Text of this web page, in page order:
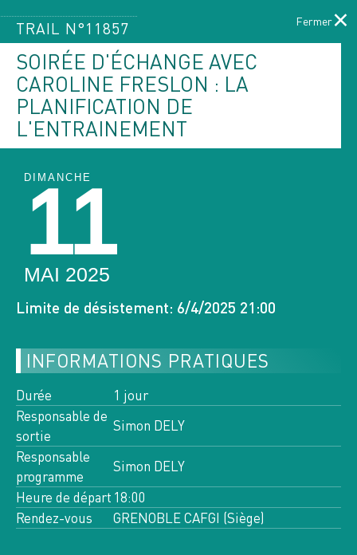
Menu
LE PROGRAMME
DES ACTIVITÉS
ACCUEIL PAGE ACTUELLE :
PROGRAMME DES ACTIVITÉS
FILTRER PAR ACTIVITÉS
Toutes les activités de cette
semaine
7VE
AOÛT 2026
CHARTREUSE, 3334 OT 3335
5 INSCRITS
TRAIL N°11857
SOIRÉE D'ÉCHANGE AVEC
CAROLINE FRESLON : LA
PLANIFICATION DE
L'ENTRAINEMENT
DIMANCHE
11
MAI 2025
Limite de désistement: 6/4/2025 21:00
INFORMATIONS PRATIQUES
Durée
1 jour
Responsable de
sortie
Simon DELY
Responsable
programme
Simon DELY
Heure de départ 18:00
Rendez-vous
GRENOBLE CAFGI (Siège)
×